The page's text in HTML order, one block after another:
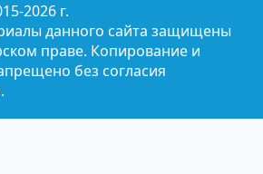
2026 г.
данного сайта защищены
праве. Копирование и
без согласия